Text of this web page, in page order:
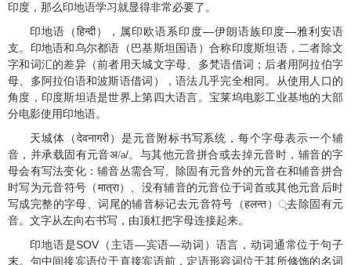
印度，那么印地语学习就显得非常必要了。
印地语（हिन्दी），属印欧语系印度—伊朗语族印度—雅利安语
支。印地语和乌尔都语（巴基斯坦国语）合称印度斯坦语，二者除文
字和词汇的差异（前者用天城文字母、多梵语借词；后者用阿拉伯字
母、多阿拉伯语和波斯语借词），语法几乎完全相同。从使用人口的
角度，印度斯坦语是世界上第四大语言。宝莱坞电影工业基地的大部
分电影使用印地语。
天城体（ देवनागरी）是元音附标书写系统，每个字母表示一个辅
音，并承载固有元音अ/ə/。与其他元音拼合或去掉元音时，辅音的字
母会有写法变化：辅音丛需合写、除固有元音外的元音在和辅音拼合
时写为元音符号（ मात्रा）、没有辅音的元音位于词首或其他元音后时
写成完整的字母、词尾的辅音标记去元音符号（हलन्त ）्去除固有元
音。文字从左向右书写，由顶杠把字母连接起来。
印地语是SOV （主语—宾语—动词）语言，动词通常位于句子
末。句中间接宾语位于直接宾语前，定语形容词位于其所修饰的名词